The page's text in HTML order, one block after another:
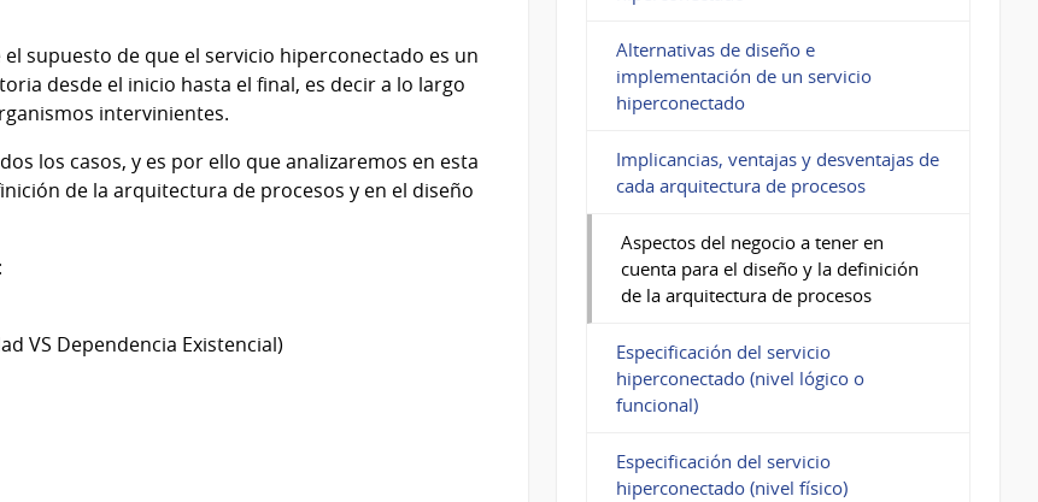
supuesto de que el servicio hiperconectado es un
desde el inicio hasta el final, es decir a lo largo
intervinientes.
los casos, y es por ello que analizaremos en esta
de la arquitectura de procesos y en el diseño
VS Dependencia Existencial)
Alternativas de diseño e
implementación de un servicio
hiperconectado
Implicancias, ventajas y desventajas de
cada arquitectura de procesos
Aspectos del negocio a tener en
cuenta para el diseño y la definición
de la arquitectura de procesos
Especificación del servicio
hiperconectado (nivel lógico o
funcional)
Especificación del servicio
hiperconectado (nivel físico)